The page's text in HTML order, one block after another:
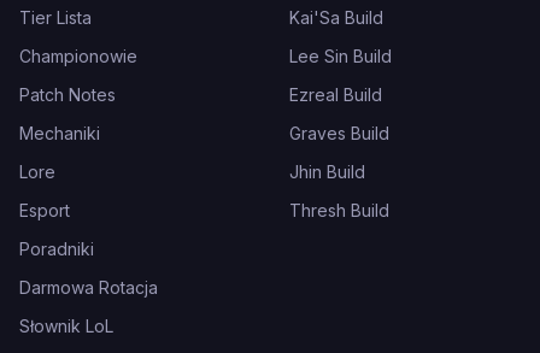
Tier Lista
Championowie
Patch Notes
Mechaniki
Lore
Esport
Poradniki
Darmowa Rotacja
Słownik LoL
Kai'Sa Build
Lee Sin Build
Ezreal Build
Graves Build
Jhin Build
Thresh Build